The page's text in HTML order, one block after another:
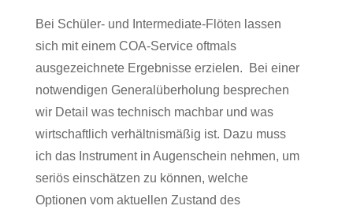
Bei Schüler- und Intermediate-Flöten lassen
sich mit einem COA-Service oftmals
ausgezeichnete Ergebnisse erzielen.
Bei einer
notwendigen Generalüberholung besprechen
wir Detail was technisch machbar und was
wirtschaftlich verhältnismäßig ist. Dazu muss
ich das Instrument in Augenschein nehmen, um
seriös einschätzen zu können, welche
Optionen vom aktuellen Zustand des